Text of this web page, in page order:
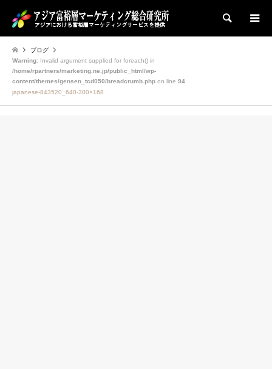
検索
ブログ
Warning: Invalid argument supplied for foreach() in
/home/rpartners/marketing.ne.jp/public_html/wp-
content/themes/gensen_tcd050/breadcrumb.php on line 94
japanese-843520_640-300×168